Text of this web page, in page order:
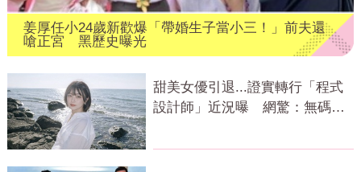
姜厚任小24歲新歡爆「帶婚生子當小三！」前夫還
嗆正宮 黑歷史曝光
甜美女優引退...證實轉行「程式
設計師」近況曝 網驚：無碼變